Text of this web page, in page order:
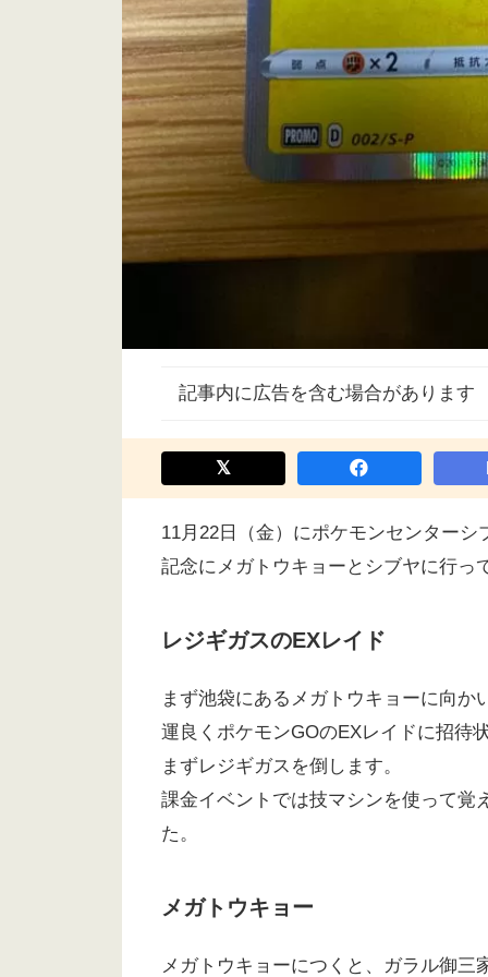
記事内に広告を含む場合があります
11月22日（金）にポケモンセンター
記念にメガトウキョーとシブヤに行っ
レジギガスのEXレイド
まず池袋にあるメガトウキョーに向か
運良くポケモンGOのEXレイドに招待
まずレジギガスを倒します。
課金イベントでは技マシンを使って覚
た。
メガトウキョー
メガトウキョーにつくと、ガラル御